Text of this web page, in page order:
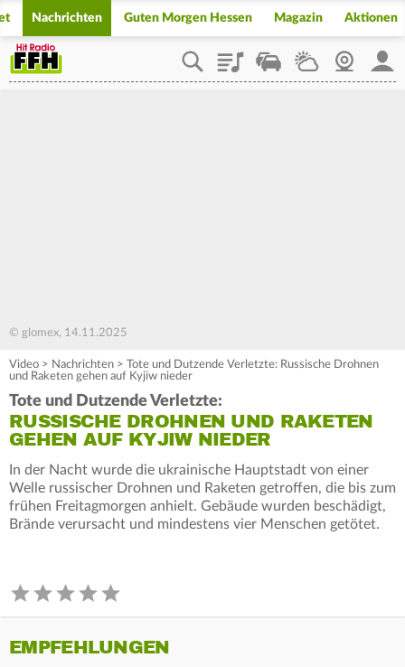
Nachrichten Guten Morgen Hessen Magazin Aktionen
PlaylistStaupilotWetterWebcam
© glomex, 14.11.2025
Video > Nachrichten > Tote und Dutzende Verletzte: Russische Drohnen
und Raketen gehen auf Kyjiw nieder
Tote und Dutzende Verletzte:
RUSSISCHE DROHNEN UND RAKETEN
GEHEN AUF KYJIW NIEDER
In der Nacht wurde die ukrainische Hauptstadt von einer
Welle russischer Drohnen und Raketen getroffen, die bis zum
frühen Freitagmorgen anhielt. Gebäude wurden beschädigt,
Brände verursacht und mindestens vier Menschen getötet.
EMPFEHLUNGEN